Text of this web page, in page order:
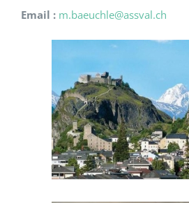
Email : m.baeuchle@assval.ch